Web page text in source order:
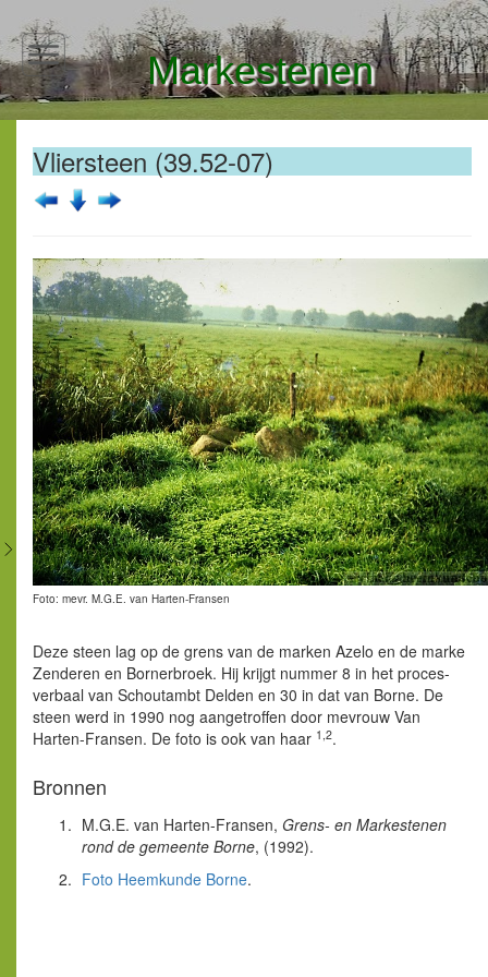
Markestenen
Vliersteen (39.52-07)
Foto: mevr. M.G.E. van Harten-Fransen
Deze steen lag op de grens van de marken Azelo en de marke
Zenderen en Bornerbroek. Hij krijgt nummer 8 in het proces-
verbaal van Schoutambt Delden en 30 in dat van Borne. De
steen werd in 1990 nog aangetroffen door mevrouw Van
Harten-Fransen. De foto is ook van haar 1,2.
Bronnen
M.G.E. van Harten-Fransen, Grens- en Markestenen
rond de gemeente Borne, (1992).
Foto Heemkunde Borne.